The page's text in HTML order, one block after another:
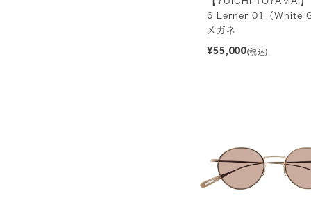
6 Lerner 01（White
メガネ
¥55,000(税込)